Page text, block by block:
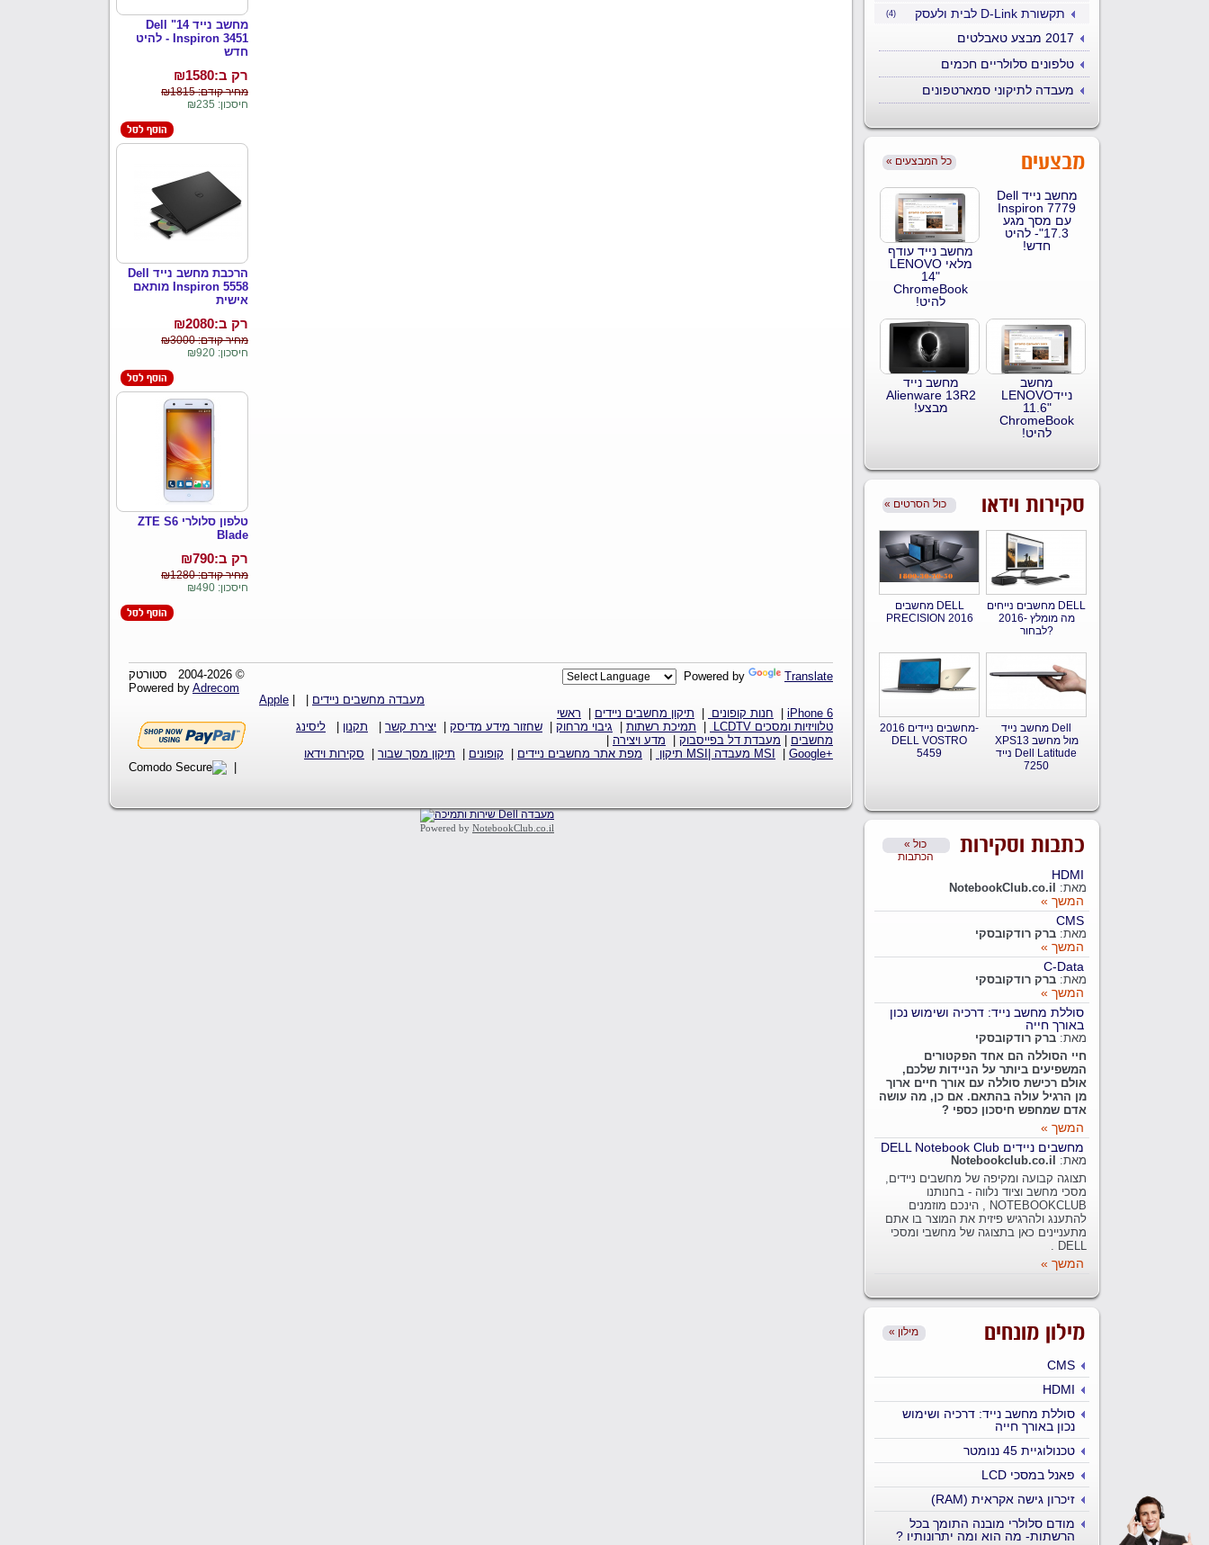
(4)
תקשורת D-Link לבית ולעסק
2017 מבצע טאבלטים
טלפונים סלולריים חכמים
מעבדה לתיקוני סמארטפונים
« כל המבצעים מבצעים
מחשב נייד Dell
Inspiron 7779
עם מסך מגע
17.3"- להיט
חדש!
מחשב נייד עודף
מלאי LENOVO
14"
ChromeBook
להיט!
מחשב
ניידLENOVO
11.6"
ChromeBook
להיט!
מחשב נייד
Alienware 13R2
מבצע!
« כול הסרטים סקירות וידאו
מחשבים DELL
PRECISION 2016
מחשבים נייחים DELL
2016- מה מומלץ
לבחור?
מחשבים ניידים 2016-
DELL VOSTRO
5459
מחשב נייד Dell
XPS13 מול מחשב
נייד Dell Latitude
7250
« כול
הכתבות
כתבות וסקירות
HDMI
מאת: NotebookClub.co.il
המשך »
CMS
מאת: ברק רודקובסקי
המשך »
C-Data
מאת: ברק רודקובסקי
המשך »
סוללת מחשב נייד: דרכיה ושימוש נכון
באורך חייה
מאת: ברק רודקובסקי
חיי הסוללה הם אחד הפקטורים
המשפיעים ביותר על הניידות שלכם,
אולם רכישת סוללה עם אורך חיים ארוך
מן הרגיל עולה בהתאם. אם כן, מה עושה
אדם שמחפש חיסכון כספי ?
המשך »
מחשבים ניידים DELL Notebook Club
מאת:
Notebookclub.co.il
תצוגה קבועה ומקיפה של מחשבים ניידים,
מסכי מחשב וציוד נלווה - בחנותנו
NOTEBOOKCLUB , הינכם מוזמנים
להתענג ולהרגיש פיזית את המוצר בו אתם
מתעניינים כאן בתצוגה של מחשבי ומסכי
DELL .
המשך »
« מילון מילון מונחים
CMS
HDMI
סוללת מחשב נייד: דרכיה ושימוש
נכון באורך חייה
טכנולוגיית 45 ננומטר
פאנל במסכי LCD
זיכרון גישה אקראית (RAM)
מודם סלולרי מובנה התומך בכל
הרשתות- מה הוא ומה יתרונותיו ?
מחשב נייד 14" Dell
Inspiron 3451 - להיט
חדש
רק ב:₪1580
מחיר קודם: ₪1815
חיסכון: ₪235
הרכבת מחשב נייד Dell
Inspiron 5558 מותאם
אישית
רק ב:₪2080
מחיר קודם: ₪3000
חיסכון: ₪920
טלפון סלולרי ZTE S6
Blade
רק ב:₪790
מחיר קודם: ₪1280
חיסכון: ₪490
© 2004-2026 סטורטק
Adrecom
Powered by
Translate
מעבדה מחשבים ניידים
Apple
iPhone 6
חנות קופונים תיקון מחשבים ניידים
ראשי
טלוויזיות ומסכים LCDTV
תמיכת רשתות גיבוי מרחוק שחזור מידע מדיסק יצירת קשר תקנון
ליסינג
מחשבים
מעבדת דל בפייסבוק מדע ויצירה
Google+‎‏
MSI מעבדה |MSI תיקון מפת אתר מחשבים ניידים קופונים תיקון מסך שבור סקירות וידאו
Powered by NotebookClub.co.il